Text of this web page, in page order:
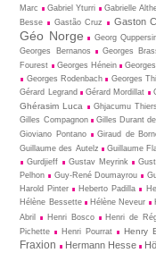
Marc
Gabriel Yturri Gabrielle
Besse
Gastão Cruz Gaston
Géo Norge Georg
Georges Bernanos
Georges
Fourest
Georges Hénein
Georges Rodenbach
Georges
Gérard Legrand
Gérard Mordillat
Ghérasim Luca Ghjacumu Thiers
Gilles Compagnon Gilles Durant
Gioviano Pontano
Giraud de
Guillaume des Autelz
Guillaume
Gurdjieff
Gustav Meyrink
Pelhon
Guy-René Dou­may­rou
Harold Pinter
Heberto Padilla
Hélène Bessette
Hélène Neveur
Abril
Henri Bosco Henri de
Pichette
Henri Pourrat Henry
Fraxion
Hermann Hesse